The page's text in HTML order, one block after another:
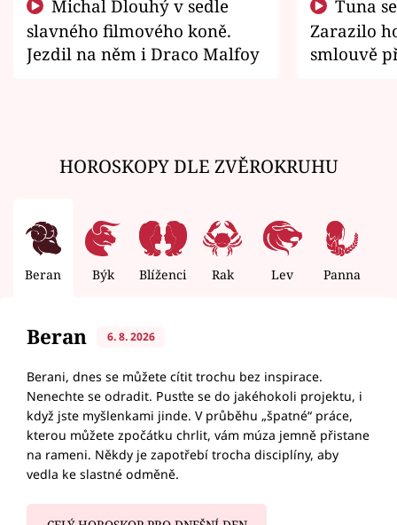
slavného filmového koně.
Jezdil na něm i Draco Malfoy
Zarazilo
smlouvě
HOROSKOPY DLE ZVĚROKRUHU
Beran Býk Blíženci Rak Lev Panna
Beran 6. 8. 2026
Berani, dnes se můžete cítit trochu bez inspirace.
Nenechte se odradit. Pusťte se do jakéhokoli projektu, i
když jste myšlenkami jinde. V průběhu „špatné“ práce,
kterou můžete zpočátku chrlit, vám múza jemně přistane
na rameni. Někdy je zapotřebí trocha disciplíny, aby
vedla ke slastné odměně.